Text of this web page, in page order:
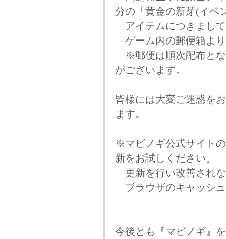
分の「黄金の新芽(イベ
アイテムにつきまし
ゲーム内の郵便箱よ
※郵便は順次配布とな
がございます。
皆様には大変ご迷惑を
ます。
※マビノギ公式サイト
新をお試しください。
更新を行い改善され
ブラウザのキャッシ
今後とも『マビノギ』